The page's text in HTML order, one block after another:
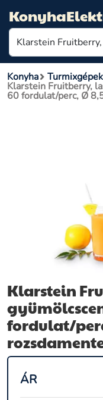
Konyha Turmixgépek
Klarstein Fruitberry,
60 fordulat/perc, Ø
Klarstein
fordulat/
ÁR